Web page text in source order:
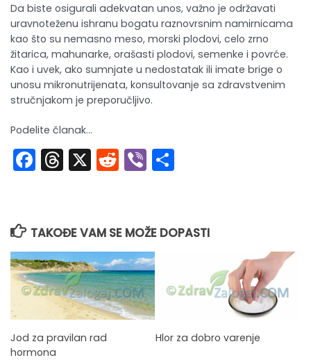
Da biste osigurali adekvatan unos, važno je održavati
uravnoteženu ishranu bogatu raznovrsnim namirnicama
kao što su nemasno meso, morski plodovi, celo zrno
žitarica, mahunarke, orašasti plodovi, semenke i povrće.
Kao i uvek, ako sumnjate u nedostatak ili imate brige o
unosu mikronutrijenata, konsultovanje sa zdravstvenim
stručnjakom je preporučljivo.
Podelite članak...
Facebook
Threads
X Reddit
Viber
TAKOĐE VAM SE MOŽE DOPASTI
Jod za pravilan rad
hormona
Hlor za dobro varenje